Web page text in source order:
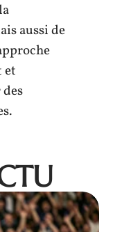
aussi de
et